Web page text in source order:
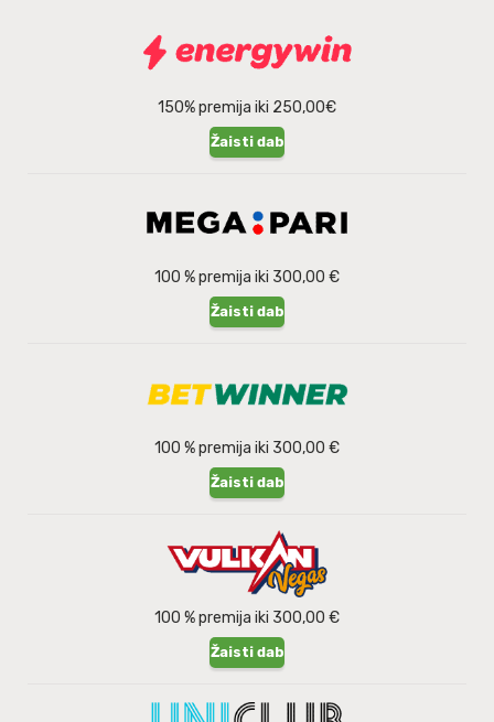
150% premija iki 250,00€
Žaisti dabar
100 % premija iki 300,00 €
Žaisti dabar
100 % premija iki 300,00 €
Žaisti dabar
100 % premija iki 300,00 €
Žaisti dabar